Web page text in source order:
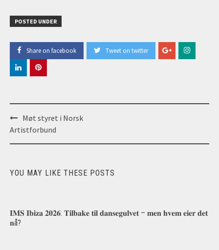
POSTED UNDER
Share on facebook Tweet on twitter
Post
navigation
Møt styret i Norsk
Artistforbund
YOU MAY LIKE THESE POSTS
𝐈𝐌𝐒 𝐈𝐛𝐢𝐳𝐚 𝟐𝟎𝟐𝟔: 𝐓𝐢𝐥𝐛𝐚𝐤𝐞 𝐭𝐢𝐥 𝐝𝐚𝐧𝐬𝐞𝐠𝐮𝐥𝐯𝐞𝐭 – 𝐦𝐞𝐧 𝐡𝐯𝐞𝐦 𝐞𝐢𝐞𝐫 𝐝𝐞𝐭
𝐧å?